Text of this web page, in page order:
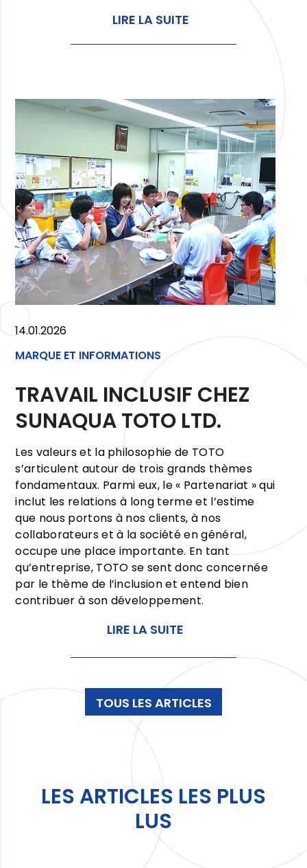
LIRE LA SUITE
MARQUE ET INFORMATIONS
14.01.2026
TRAVAIL INCLUSIF CHEZ
SUNAQUA TOTO LTD.
Les valeurs et la philosophie de TOTO
s’articulent autour de trois grands thèmes
fondamentaux. Parmi eux, le « Partenariat » qui
inclut les relations à long terme et l’estime
que nous portons à nos clients, à nos
collaborateurs et à la société en général,
occupe une place importante. En tant
qu’entreprise, TOTO se sent donc concernée
par le thème de l’inclusion et entend bien
contribuer à son développement.
LIRE LA SUITE
TOUS LES ARTICLES
LES ARTICLES LES PLUS
LUS